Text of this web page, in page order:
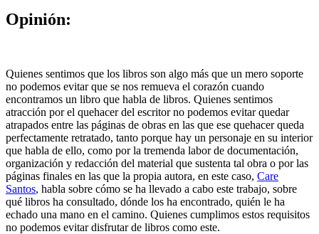
Opinión:
Quienes sentimos que los libros son algo más que un mero soporte
no podemos evitar que se nos remueva el corazón cuando
encontramos un libro que habla de libros. Quienes sentimos
atracción por el quehacer del escritor no podemos evitar quedar
atrapados entre las páginas de obras en las que ese quehacer queda
perfectamente retratado, tanto porque hay un personaje en su interior
que habla de ello, como por la tremenda labor de documentación,
organización y redacción del material que sustenta tal obra o por las
páginas finales en las que la propia autora, en este caso, Care
Santos, habla sobre cómo se ha llevado a cabo este trabajo, sobre
qué libros ha consultado, dónde los ha encontrado, quién le ha
echado una mano en el camino. Quienes cumplimos estos requisitos
no podemos evitar disfrutar de libros como este.